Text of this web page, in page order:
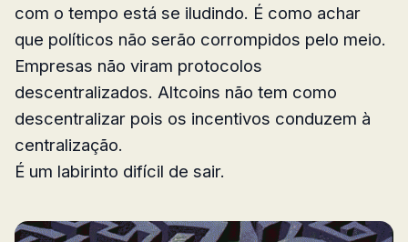
com o tempo está se iludindo. É como achar
que políticos não serão corrompidos pelo meio.
Empresas não viram protocolos
descentralizados. Altcoins não tem como
descentralizar pois os incentivos conduzem à
centralização.
É um labirinto difícil de sair.